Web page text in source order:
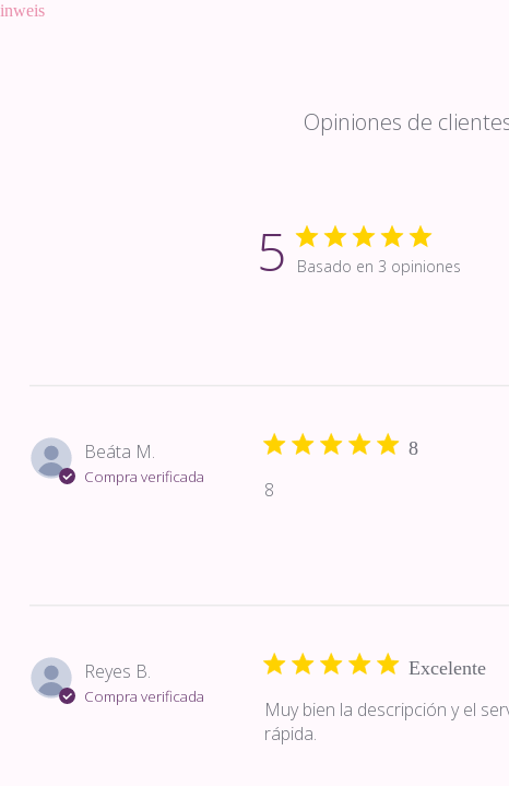
Opiniones de
5 Basado en 3 opiniones
Beáta M.
Compra verificada
8
8
Reyes B.
Compra verificada
Excelente
Muy bien la descripción y el
rápida.